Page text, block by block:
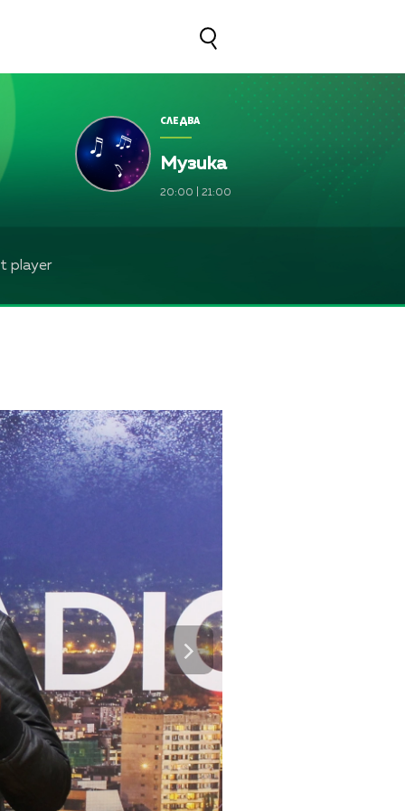
СЛЕДВА
Музика
20:00 21:00
player